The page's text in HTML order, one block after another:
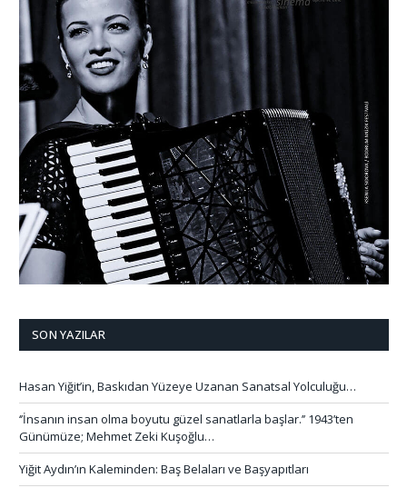
SON YAZILAR
Hasan Yiğit’in, Baskıdan Yüzeye Uzanan Sanatsal Yolculuğu…
‘’İnsanın insan olma boyutu güzel sanatlarla başlar.’’ 1943’ten
Günümüze; Mehmet Zeki Kuşoğlu…
Yiğit Aydın’ın Kaleminden: Baş Belaları ve Başyapıtları